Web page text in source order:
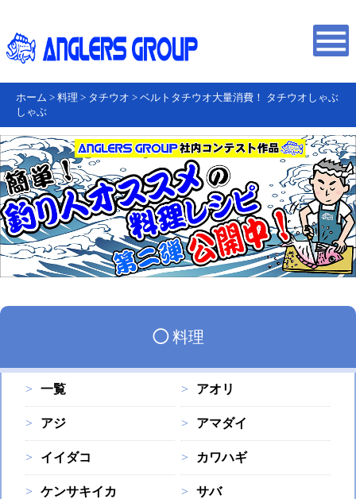
ホーム > 料理 > タチウオ > ベルトタチウオ大量消費！ タチウオしゃぶ
しゃぶ
◯料理
一覧 アオリ
アジ アマダイ
イイダコ カワハギ
ケンサキイカ サバ